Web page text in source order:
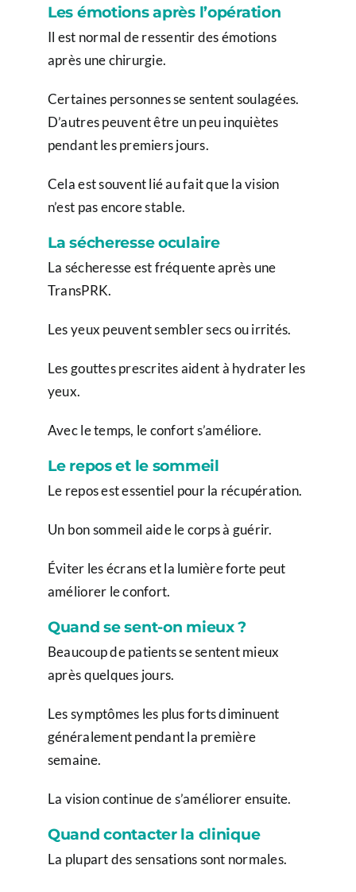
Les émotions après l’opération
Il est normal de ressentir des émotions
après une chirurgie.
Certaines personnes se sentent soulagées.
D’autres peuvent être un peu inquiètes
pendant les premiers jours.
Cela est souvent lié au fait que la vision
n’est pas encore stable.
La sécheresse oculaire
La sécheresse est fréquente après une
TransPRK.
Les yeux peuvent sembler secs ou irrités.
Les gouttes prescrites aident à hydrater les
yeux.
Avec le temps, le confort s’améliore.
Le repos et le sommeil
Le repos est essentiel pour la récupération.
Un bon sommeil aide le corps à guérir.
Éviter les écrans et la lumière forte peut
améliorer le confort.
Quand se sent-on mieux ?
Beaucoup de patients se sentent mieux
après quelques jours.
Les symptômes les plus forts diminuent
généralement pendant la première
semaine.
La vision continue de s’améliorer ensuite.
Quand contacter la clinique
La plupart des sensations sont normales.